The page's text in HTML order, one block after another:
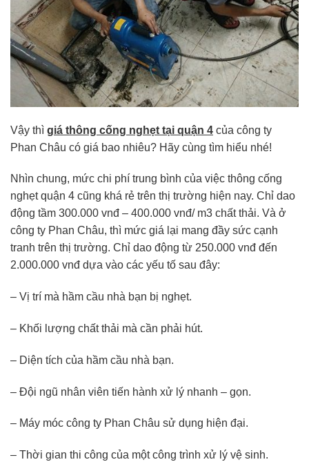
Vậy thì giá thông cống nghẹt tại quận 4 của công ty
Phan Châu có giá bao nhiêu? Hãy cùng tìm hiểu nhé!
Nhìn chung, mức chi phí trung bình của việc thông cống
nghẹt quận 4 cũng khá rẻ trên thị trường hiện nay. Chỉ dao
động tầm 300.000 vnđ – 400.000 vnđ/ m3 chất thải. Và ở
công ty Phan Châu, thì mức giá lại mang đầy sức cạnh
tranh trên thị trường. Chỉ dao động từ 250.000 vnđ đến
2.000.000 vnđ dựa vào các yếu tố sau đây:
– Vị trí mà hầm cầu nhà bạn bị nghẹt.
– Khối lượng chất thải mà cần phải hút.
– Diện tích của hầm cầu nhà bạn.
– Đội ngũ nhân viên tiến hành xử lý nhanh – gọn.
– Máy móc công ty Phan Châu sử dụng hiện đại.
– Thời gian thi công của một công trình xử lý vệ sinh.